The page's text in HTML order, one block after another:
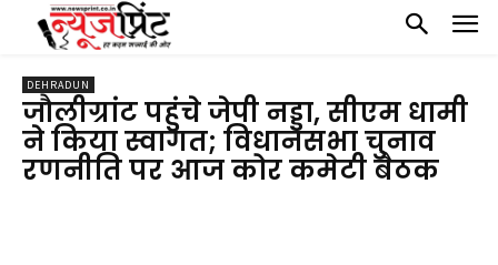
DEHRADUN
जौलीग्रांट पहुंचे जेपी नड्डा, सीएम धामी
ने किया स्वागत; विधानसभा चुनाव
रणनीति पर आज कोर कमेटी बैठक